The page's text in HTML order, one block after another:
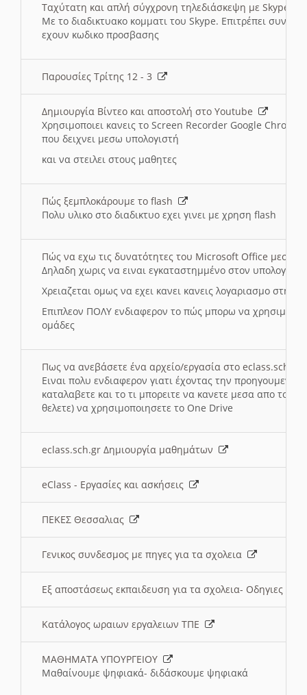
Ταχύτατη και απλή σύγχρονη τηλεδιάσκεψη με Skype
Με το διαδικτυακο κομματι του Skype. Επιτρέπει
εχουν κωδικο προσβασης
Παρουσίες Τρίτης 12 - 3
Δημιουργία Βίντεο και αποστολή στο Youtube
Χρησιμοποιει κανεις το Screen Recorder Google Chrome
που δειχνει μεσω υπολογιστή
και να στειλει στους μαθητες
Πώς ξεμπλοκάρουμε το flash
Πολυ υλικο στο διαδικτυο εχει γινει με χρηση flash
Πώς να εχω τις δυνατότητες του Microsoft Office μεσω
Δηλαδη χωρις να ειναι εγκαταστημμένο στον
Χρειαζεται ομως να εχει κανει κανεις λογαριασμο στη
Επιπλεον ΠΟΛΥ ενδιαφερον το πώς μπορω να
ομάδες
Πως να ανεβάσετε ένα αρχείο/εργασία στο eclass.sch.gr
Ειναι πολυ ενδιαφερον γιατι έχοντας την
καταλαβετε και το τι μπορειτε να κανετε μεσα απο το
θελετε) να χρησιμοποιησετε το One Drive
eclass.sch.gr Δημιουργία μαθημάτων
eClass - Εργασίες και ασκήσεις
ΠΕΚΕΣ Θεσσαλιας
Γενικος συνδεσμος με πηγες για τα σχολεια
Εξ αποστάσεως εκπαιδευση για τα σχολεια- Οδηγιες
Κατάλογος ωραιων εργαλειων ΤΠΕ
ΜΑΘΗΜΑΤΑ ΥΠΟΥΡΓΕΙΟΥ
Μαθαίνουμε ψηφιακά- διδάσκουμε ψηφιακά